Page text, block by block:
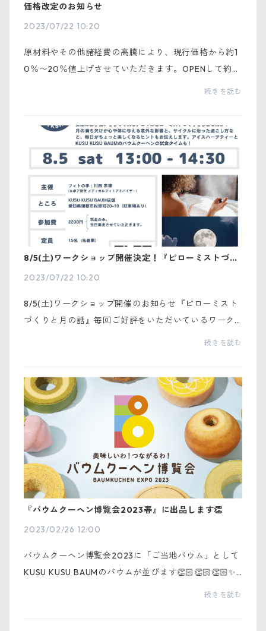
価格改定のお知らせ
2023/07/22 10:20
原材料やその他諸経費の高騰により、現行価格から約1
0％〜20％値上げさせていただきます。OPENして約9
ヶ月、度重なる原材料費高騰の中何とか値段据え置き
続きを読む
8/5(土)ワークショップ開催決定！『ピローミストづく
2023/07/22 10:20
8/5(土)ワークショップ開催のお知らせ『ピローミスト
づくりと月の話』毎回ご好評をいただいているワーク
ショップ第3弾！8/5 (土)にルボア認定メディカルフィ
続きを読む
『バウムクーヘン博覧会2023春』に出品します👏
2023/02/26 12:00
バウムクーヘン博覧会2023に「ご当地バウム」として
KUSU KUSU BAUMのバウムが並びます👏🏻👏🏻👏🏻✨
✨✨全ての会場にて『しっとり米粉チーズ』と『しっと
続きを読む